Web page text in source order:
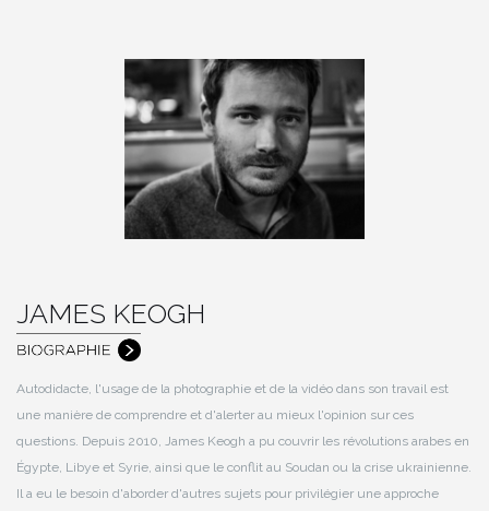
JAMES KEOGH
Autodidacte, l'usage de la photographie et de la vidéo dans son travail est
une manière de comprendre et d'alerter au mieux l'opinion sur ces
questions. Depuis 2010, James Keogh a pu couvrir les révolutions arabes en
Égypte, Libye et Syrie, ainsi que le conflit au Soudan ou la crise ukrainienne.
Il a eu le besoin d'aborder d'autres sujets pour privilégier une approche